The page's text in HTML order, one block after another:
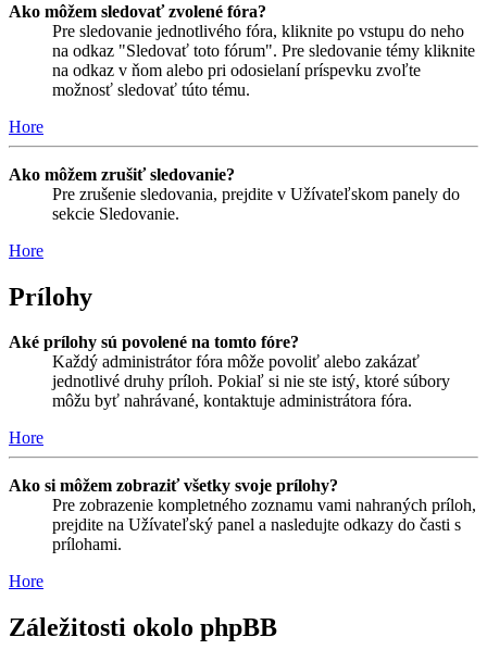
Ako môžem sledovať zvolené fóra?
Pre sledovanie jednotlivého fóra, kliknite po vstupu do neho
na odkaz "Sledovať toto fórum". Pre sledovanie témy kliknite
na odkaz v ňom alebo pri odosielaní príspevku zvoľte
možnosť sledovať túto tému.
Hore
Ako môžem zrušiť sledovanie?
Pre zrušenie sledovania, prejdite v Užívateľskom panely do
sekcie Sledovanie.
Hore
Prílohy
Aké prílohy sú povolené na tomto fóre?
Každý administrátor fóra môže povoliť alebo zakázať
jednotlivé druhy príloh. Pokiaľ si nie ste istý, ktoré súbory
môžu byť nahrávané, kontaktuje administrátora fóra.
Hore
Ako si môžem zobraziť všetky svoje prílohy?
Pre zobrazenie kompletného zoznamu vami nahraných príloh,
prejdite na Užívateľský panel a nasledujte odkazy do časti s
prílohami.
Hore
Záležitosti okolo phpBB